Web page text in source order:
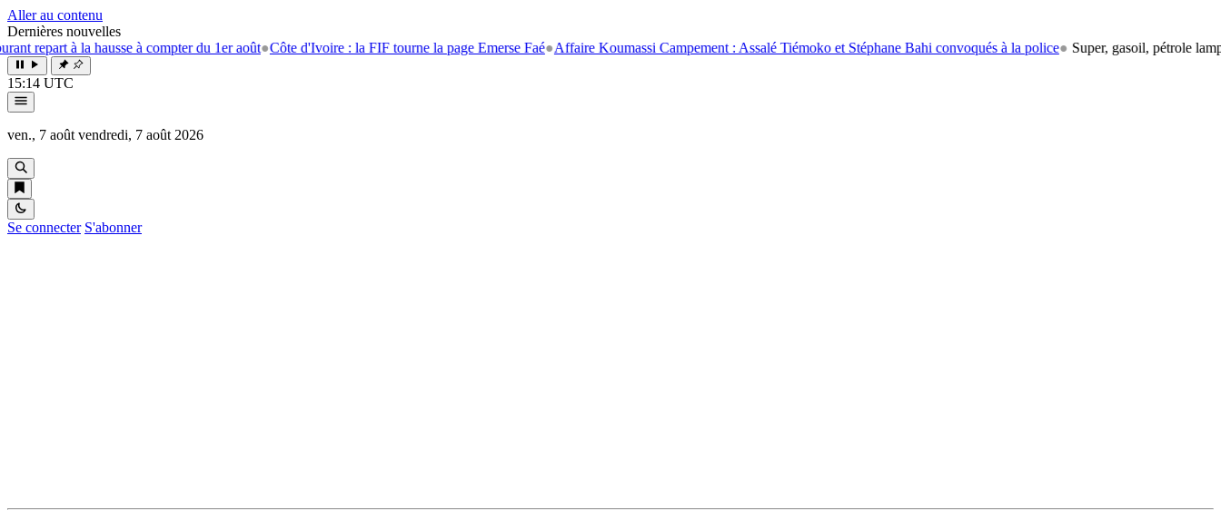
Aller au contenu
Dernières nouvelles
à la hausse à compter du 1er août● Côte d'Ivoire : la FIF tourne la page Emerse Faé●Affaire Koumassi Campement : Assalé Tiémoko et Stéphane Bahi convoqués à la police● Super, gasoil, pétrole lampant: le
15:14 UTC
ven., 7 août vendredi, 7 août 2026
Se connecter S'abonner